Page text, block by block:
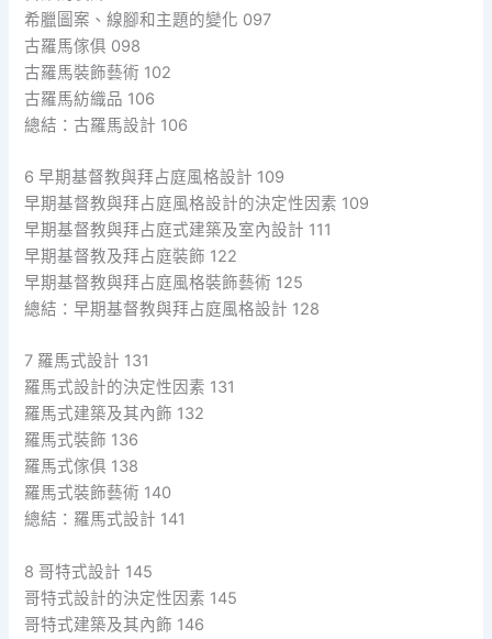
希臘圖案、線腳和主題的變化 097
古羅馬傢俱 098
古羅馬裝飾藝術 102
古羅馬紡織品 106
總結：古羅馬設計 106
6 早期基督教與拜占庭風格設計 109
早期基督教與拜占庭風格設計的決定性因素 109
早期基督教與拜占庭式建築及室內設計 111
早期基督教及拜占庭裝飾 122
早期基督教與拜占庭風格裝飾藝術 125
總結：早期基督教與拜占庭風格設計 128
7 羅馬式設計 131
羅馬式設計的決定性因素 131
羅馬式建築及其內飾 132
羅馬式裝飾 136
羅馬式傢俱 138
羅馬式裝飾藝術 140
總結：羅馬式設計 141
8 哥特式設計 145
哥特式設計的決定性因素 145
哥特式建築及其內飾 146